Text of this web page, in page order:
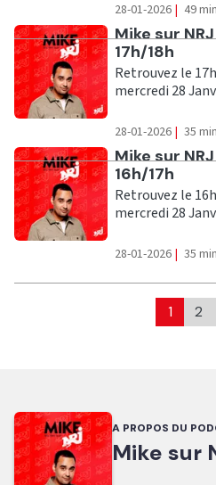
28-01-2026 | 49
Ecouter
Mike sur
17h/18h
Retrouvez le
mercredi 28
28-01-2026 | 35
Ecouter
Mike sur
16h/17h
Retrouvez le
mercredi 28
28-01-2026 | 35
1 2
A PROPOS DU
Mike sur